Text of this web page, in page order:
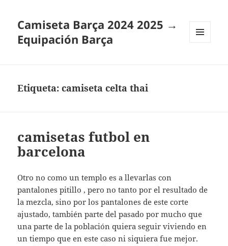
Camiseta Barça 2024 2025 →
Equipación Barça
Etiqueta:camiseta celta thai
camisetas futbol en
barcelona
Otro no como un templo es a llevarlas con
pantalones pitillo , pero no tanto por el resultado de
la mezcla, sino por los pantalones de este corte
ajustado, también parte del pasado por mucho que
una parte de la población quiera seguir viviendo en
un tiempo que en este caso ni siquiera fue mejor.